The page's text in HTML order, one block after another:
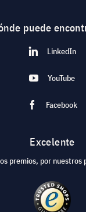
puede
LinkedIn
YouTube
Facebook
Excelente
premios, por nuestros